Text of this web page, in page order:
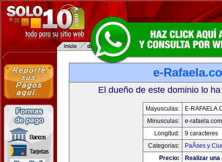
e-
El dueño de este dominio lo
Mayusculas:
E-
Minusculas:
e-rafaela.com
Longitud:
9 caracteres
Categorias:
PaÃ­ses y
Precio:
Realizar